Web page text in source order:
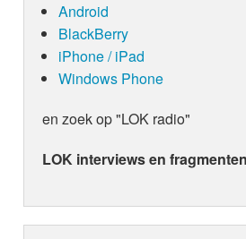
Android
BlackBerry
iPhone / iPad
Windows Phone
en zoek op "LOK radio"
LOK interviews en